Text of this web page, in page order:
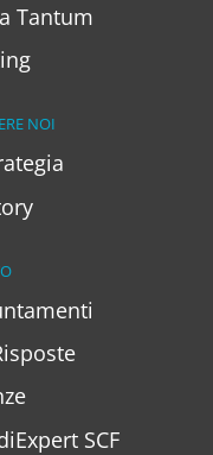
Tantum
NOI
SCF